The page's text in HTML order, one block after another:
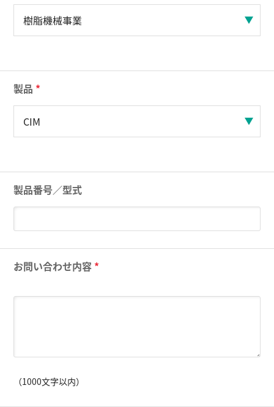
製品 *
製品番号／型式
お問い合わせ内容 *
（1000文字以内）